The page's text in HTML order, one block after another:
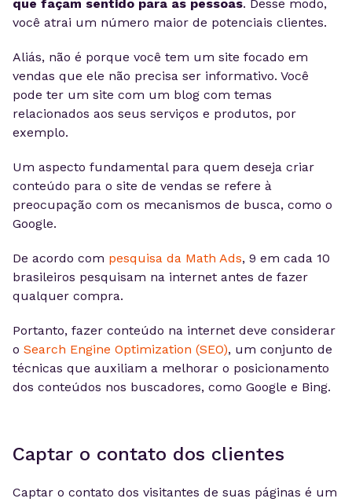
que façam sentido para as pessoas. Desse modo,
você atrai um número maior de potenciais clientes.
Aliás, não é porque você tem um site focado em
vendas que ele não precisa ser informativo. Você
pode ter um site com um blog com temas
relacionados aos seus serviços e produtos, por
exemplo.
Um aspecto fundamental para quem deseja criar
conteúdo para o site de vendas se refere à
preocupação com os mecanismos de busca, como o
Google.
De acordo com pesquisa da Math Ads, 9 em cada 10
brasileiros pesquisam na internet antes de fazer
qualquer compra.
Portanto, fazer conteúdo na internet deve considerar
o Search Engine Optimization (SEO), um conjunto de
técnicas que auxiliam a melhorar o posicionamento
dos conteúdos nos buscadores, como Google e Bing.
Captar o contato dos clientes
Captar o contato dos visitantes de suas páginas é um